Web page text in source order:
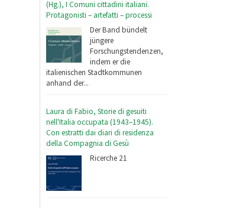
(Hg.), I Comuni cittadini italiani.
Protagonisti – artefatti – processi
Der Band bündelt
jüngere
Forschungstendenzen,
indem er die
italienischen Stadtkommunen
anhand der...
Laura di Fabio, Storie di gesuiti
nell'Italia occupata (1943–1945).
Con estratti dai diari di residenza
della Compagnia di Gesù
Ricerche 21